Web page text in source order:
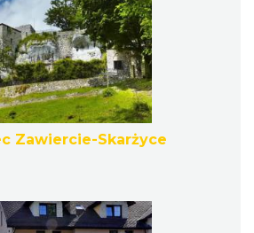
Zawiercie-Skarżyce